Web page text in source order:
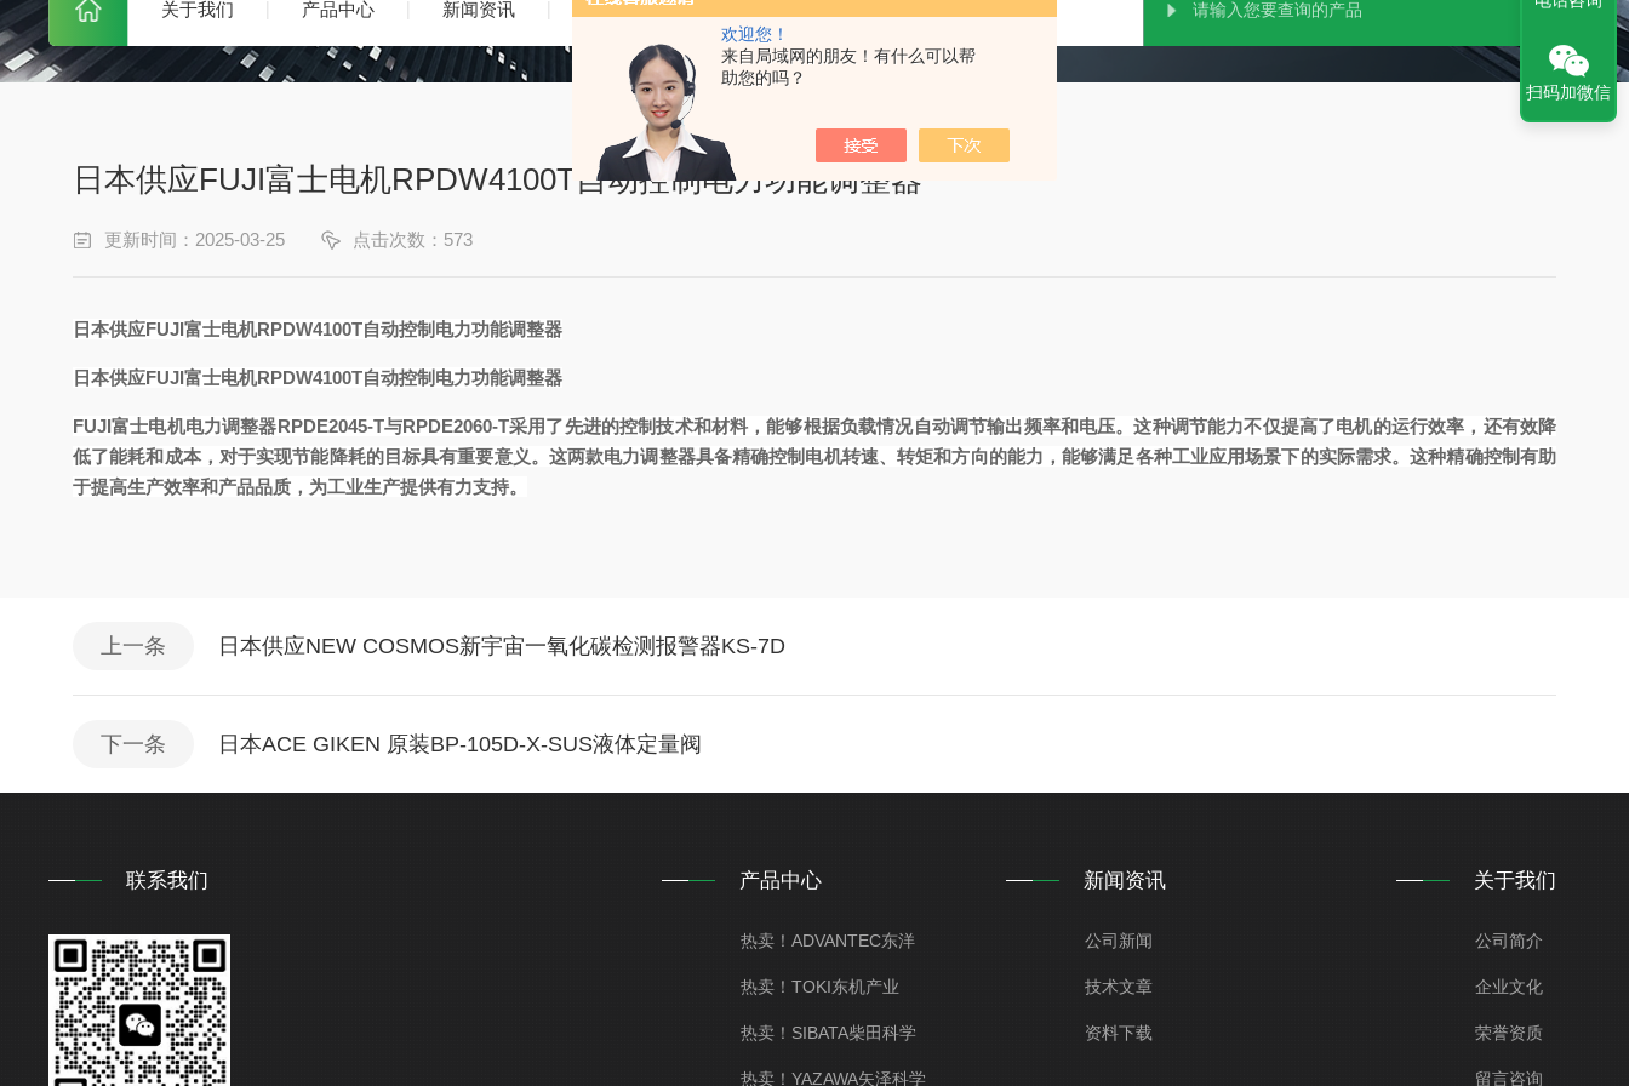
欢迎您！
来自局域网的朋友！有什么可以帮
助您的吗？
关于我们 产品中心 新闻资讯 技术文章
日本供应FUJI富士电机RPDW4100T自动控制电力功能调整器
更新时间：2025-03-25 点击次数：573
日本供应FUJI富士电机RPDW4100T自动控制电力功能调整器
日本供应FUJI富士电机RPDW4100T自动控制电力功能调整器
FUJI富士电机电力调整器RPDE2045-T与RPDE2060-T采用了先进的控制技术和材料，能够根据负载情况自动调节输出频率和电压。这种调节能力不仅提高了电机的运行效率，还有效降
低了能耗和成本，对于实现节能降耗的目标具有重要意义。这两款电力调整器具备精确控制电机转速、转矩和方向的能力，能够满足各种工业应用场景下的实际需求。这种精确控制有助
于提高生产效率和产品品质，为工业生产提供有力支持。
上一条 日本供应NEW COSMOS新宇宙一氧化碳检测报警器KS-7D
下一条 日本ACE GIKEN 原装BP-105D-X-SUS液体定量阀
联系我们 产品中心
热卖！ADVANTEC东洋
热卖！TOKI东机产业
热卖！SIBATA柴田科学
热卖！YAZAWA矢泽科学
新闻资讯
公司新闻
技术文章
资料下载
关于我们
公司简介
企业文化
荣誉资质
留言咨询
扫码加微信